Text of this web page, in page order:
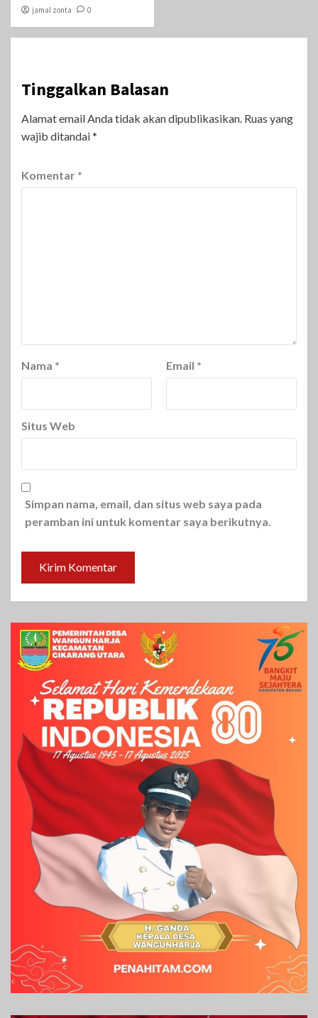
jamal zonta 0
Tinggalkan Balasan
Alamat email Anda tidak akan dipublikasikan. Ruas yang
wajib ditandai*
Komentar *
Nama * Email *
Situs Web
Simpan nama, email, dan situs web saya pada
peramban ini untuk komentar saya berikutnya.